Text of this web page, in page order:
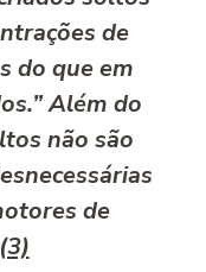
de
do que em
Além do
não são
de
(3)